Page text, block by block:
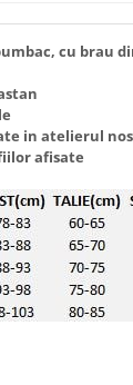
cu brau
in atelierul
afisate